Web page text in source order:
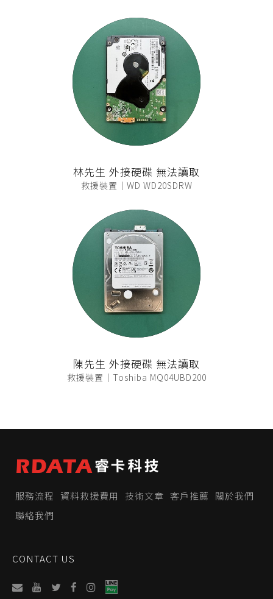
林先生 外接硬碟 無法讀取
救援裝置｜WD WD20SDRW
陳先生 外接硬碟 無法讀取
救援裝置｜Toshiba MQ04UBD200
服務流程 資料救援費用 技術文章 客戶推薦
關於我們
聯絡我們
CONTACT US